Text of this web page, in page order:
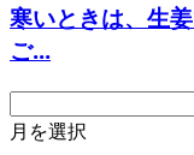
寒いときは、生
ご...
月を選択